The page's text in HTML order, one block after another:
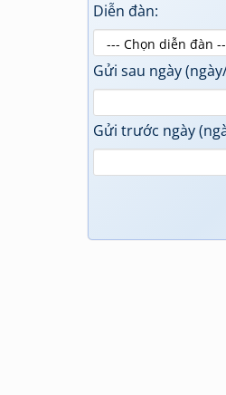
Diễn đàn:
Gửi sau ngày
Gửi trước ngày